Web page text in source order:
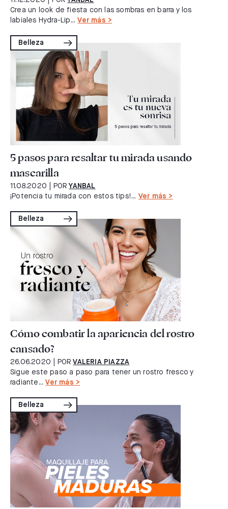
Crea un look de fiesta con las sombras en barra y los
labiales Hydra-Lip...Ver más >
Belleza
5 pasos para resaltar tu mirada usando
mascarilla
11.08.2020 | POR YANBAL
¡Potencia tu mirada con estos tips!... Ver más >
Belleza
Cómo combatir la apariencia del rostro
cansado?
26.06.2020 | POR VALERIA PIAZZA
Sigue este paso a paso para tener un rostro fresco y
radiante...Ver más >
Belleza